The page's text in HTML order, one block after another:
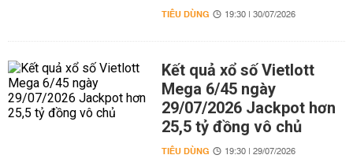
TIÊU DÙNG 19:30 | 30/07/2026
Kết quả xổ số Vietlott
Mega 6/45 ngày
29/07/2026 Jackpot hơn
25,5 tỷ đồng vô chủ
TIÊU DÙNG 19:30 | 29/07/2026